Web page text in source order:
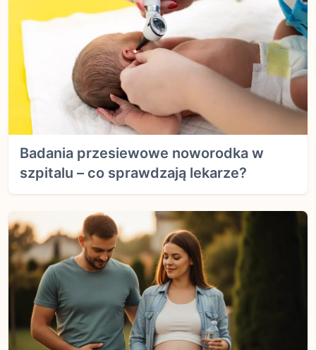
Badania przesiewowe noworodka w
szpitalu – co sprawdzają lekarze?